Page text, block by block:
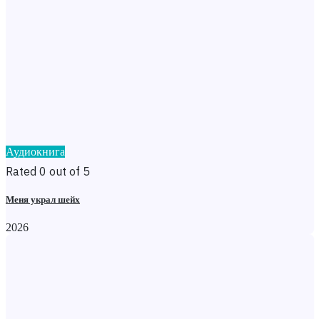
Аудиокнига
Rated 0 out of 5
Меня украл шейх
2026